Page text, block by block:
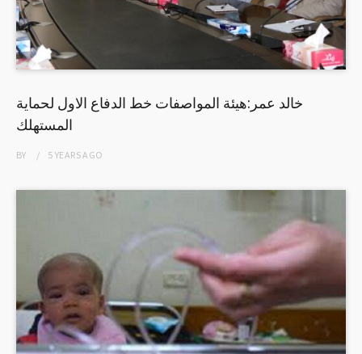
خالد عمر:هيئة المواصفات خط الدفاع الاول لحماية
المستهلك
BY 5 YEARSAGO